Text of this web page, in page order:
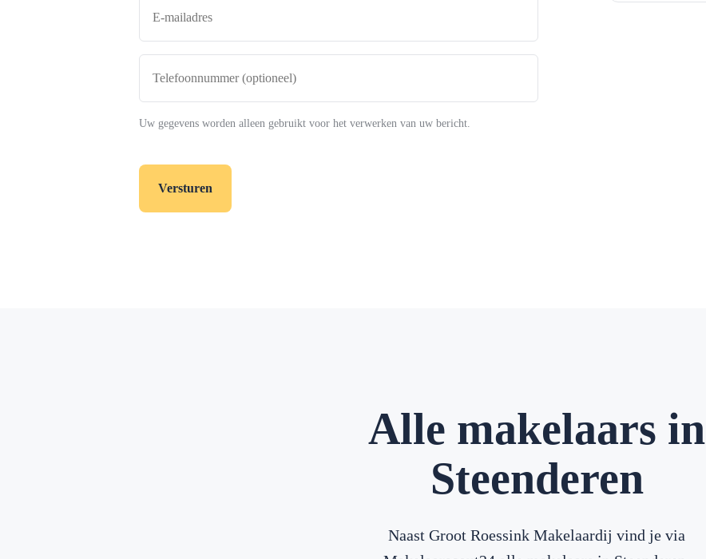
Uw gegevens worden alleen gebruikt voor het verwerken van uw bericht.
Alle makelaars in
Steenderen
Naast Groot Roessink Makelaardij vind je via